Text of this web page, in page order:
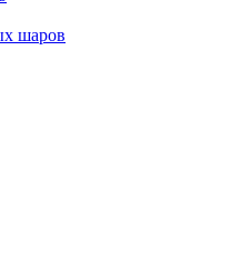
шаров